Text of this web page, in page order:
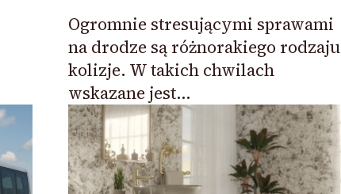
Ogromnie stresującymi sprawami
na drodze są różnorakiego rodzaju
kolizje. W takich chwilach
wskazane jest…